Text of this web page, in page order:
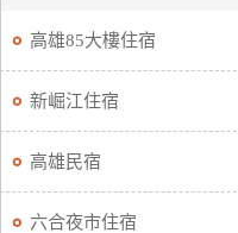
高雄85大樓住宿
新崛江住宿
高雄民宿
六合夜市住宿